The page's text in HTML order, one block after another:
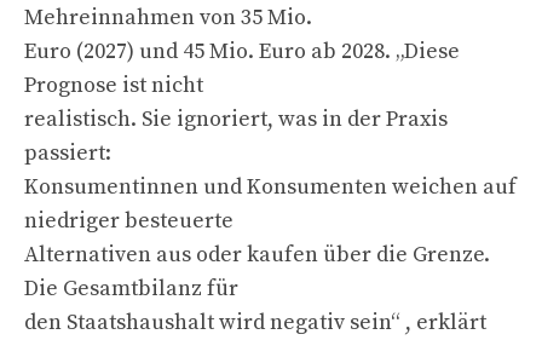
Mehreinnahmen von 35 Mio.
Euro (2027) und 45 Mio. Euro ab 2028. „Diese
Prognose ist nicht
realistisch. Sie ignoriert, was in der Praxis
passiert:
Konsumentinnen und Konsumenten weichen auf
niedriger besteuerte
Alternativen aus oder kaufen über die Grenze.
Die Gesamtbilanz für
den Staatshaushalt wird negativ sein“ , erklärt